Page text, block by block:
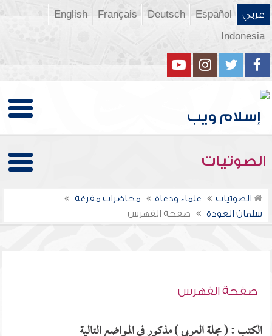
عربي Español
Deutsch
Français
English
Indonesia
الصوتيات
الصوتيات علماء ودعاة
محاضرات مفرغة
سلمان العودة
صفحة الفهرس
صفحة الفهرس